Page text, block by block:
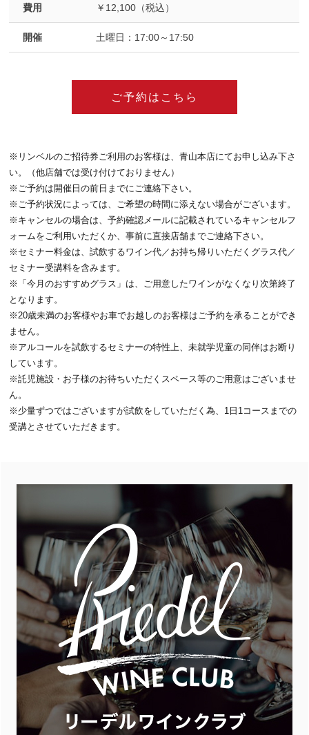
費用 ￥12,100（税込）
開催 土曜日：17:00～17:50
ご予約はこちら
※リンベルのご招待券ご利用のお客様は、青山本店にてお申し込み下さ
い。（他店舗では受け付けておりません）
※ご予約は開催日の前日までにご連絡下さい。
※ご予約状況によっては、ご希望の時間に添えない場合がございます。
※キャンセルの場合は、予約確認メールに記載されているキャンセルフ
ォームをご利用いただくか、事前に直接店舗までご連絡下さい。
※セミナー料金は、試飲するワイン代／お持ち帰りいただくグラス代／
セミナー受講料を含みます。
※「今月のおすすめグラス」は、ご用意したワインがなくなり次第終了
となります。
※20歳未満のお客様やお車でお越しのお客様はご予約を承ることができ
ません。
※アルコールを試飲するセミナーの特性上、未就学児童の同伴はお断り
しています。
※託児施設・お子様のお待ちいただくスペース等のご用意はございませ
ん。
※少量ずつではございますが試飲をしていただく為、1日1コースまでの
受講とさせていただきます。